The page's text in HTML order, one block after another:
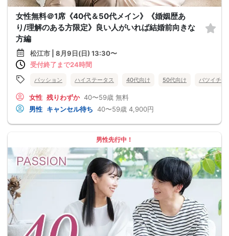
女性無料＠1席《40代＆50代メイン》《婚姻歴あ
り/理解のある方限定》良い人がいれば結婚前向きな
方編
松江市 | 8月9日(日) 13:30〜
受付終了まで24時間
パッション ハイステータス 40代向け 50代向け バツイチ・
女性 残りわずか 40〜59歳 無料
男性 キャンセル待ち 40〜59歳 4,900円
男性先行中！